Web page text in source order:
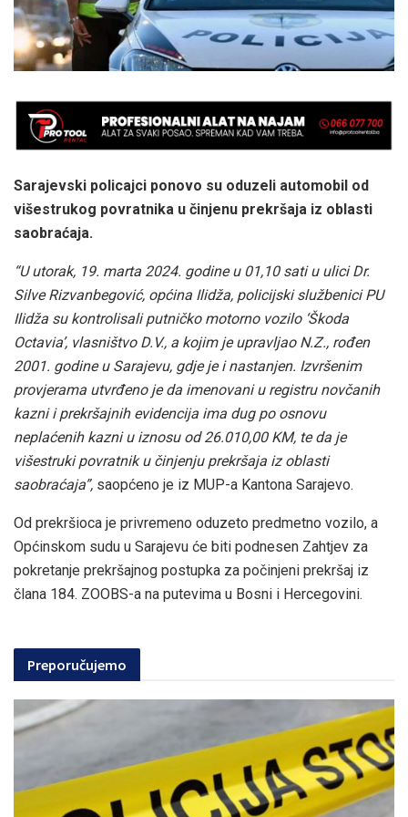
Sarajevski policajci ponovo su oduzeli automobil od
višestrukog povratnika u činjenu prekršaja iz oblasti
saobraćaja.
“U utorak, 19. marta 2024. godine u 01,10 sati u ulici Dr.
Silve Rizvanbegović, općina Ilidža, policijski službenici PU
Ilidža su kontrolisali putničko motorno vozilo ‘Škoda
Octavia’, vlasništvo D.V., a kojim je upravljao N.Z., rođen
2001. godine u Sarajevu, gdje je i nastanjen. Izvršenim
provjerama utvrđeno je da imenovani u registru novčanih
kazni i prekršajnih evidencija ima dug po osnovu
neplaćenih kazni u iznosu od 26.010,00 KM, te da je
višestruki povratnik u činjenju prekršaja iz oblasti
saobraćaja”, saopćeno je iz MUP-a Kantona Sarajevo.
Od prekršioca je privremeno oduzeto predmetno vozilo, a
Općinskom sudu u Sarajevu će biti podnesen Zahtjev za
pokretanje prekršajnog postupka za počinjeni prekršaj iz
člana 184. ZOOBS-a na putevima u Bosni i Hercegovini.
Preporučujemo